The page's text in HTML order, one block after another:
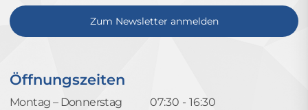
Instagram-
Facebook-
YouTube-
Kanal
LinkedIn-
Profil
Xing-
Profil
Zum Newsletter anmelden
Öffnungszeiten
Montag – Donnerstag
07:30 - 16:30